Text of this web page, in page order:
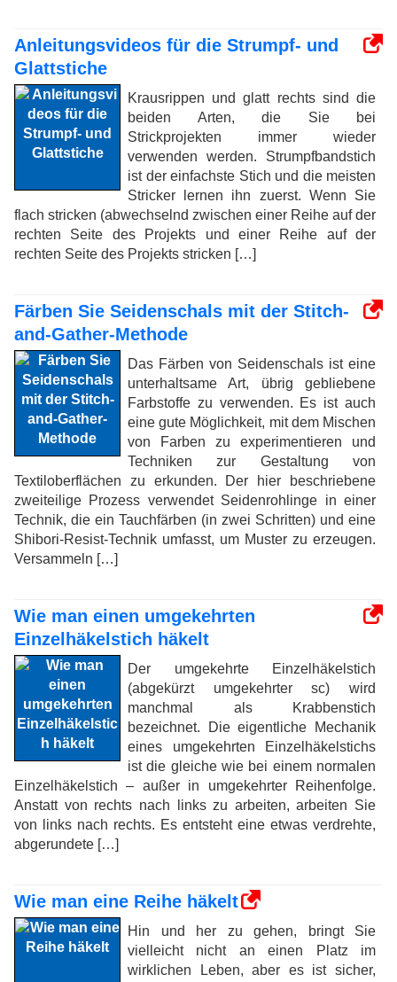
Anleitungsvideos für die Strumpf- und
Glattstiche
Krausrippen und glatt rechts sind die
beiden Arten, die Sie bei
Strickprojekten immer wieder
verwenden werden. Strumpfbandstich
ist der einfachste Stich und die meisten
Stricker lernen ihn zuerst. Wenn Sie
flach stricken (abwechselnd zwischen einer Reihe auf der
rechten Seite des Projekts und einer Reihe auf der
rechten Seite des Projekts stricken […]
Färben Sie Seidenschals mit der Stitch-
and-Gather-Methode
Das Färben von Seidenschals ist eine
unterhaltsame Art, übrig gebliebene
Farbstoffe zu verwenden. Es ist auch
eine gute Möglichkeit, mit dem Mischen
von Farben zu experimentieren und
Techniken zur Gestaltung von
Textiloberflächen zu erkunden. Der hier beschriebene
zweiteilige Prozess verwendet Seidenrohlinge in einer
Technik, die ein Tauchfärben (in zwei Schritten) und eine
Shibori-Resist-Technik umfasst, um Muster zu erzeugen.
Versammeln […]
Wie man einen umgekehrten
Einzelhäkelstich häkelt
Der umgekehrte Einzelhäkelstich
(abgekürzt umgekehrter sc) wird
manchmal als Krabbenstich
bezeichnet. Die eigentliche Mechanik
eines umgekehrten Einzelhäkelstichs
ist die gleiche wie bei einem normalen
Einzelhäkelstich – außer in umgekehrter Reihenfolge.
Anstatt von rechts nach links zu arbeiten, arbeiten Sie
von links nach rechts. Es entsteht eine etwas verdrehte,
abgerundete […]
Wie man eine Reihe häkelt
Hin und her zu gehen, bringt Sie
vielleicht nicht an einen Platz im
wirklichen Leben, aber es ist sicher,